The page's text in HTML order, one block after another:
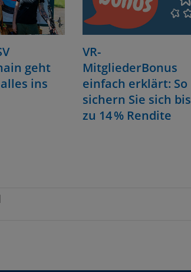
geht
ins
VR-
MitgliederBonus
einfach erklärt: So
sichern Sie sich bis
zu 14 % Rendite
|